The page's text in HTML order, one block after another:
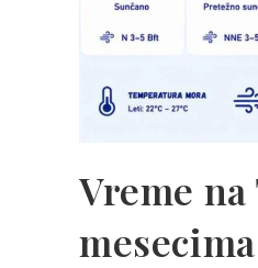
Vreme
mesecima